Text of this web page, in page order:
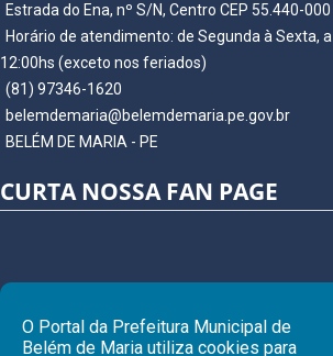
Estrada do Ena, nº S/N, Centro CEP 55.440-000
Horário de atendimento: de Segunda à Sexta,
12:00hs (exceto nos feriados)
(81) 97346-1620
belemdemaria@belemdemaria.pe.gov.br
BELÉM DE MARIA - PE
CURTA NOSSA FAN PAGE
O Portal da Prefeitura Municipal de
Belém de Maria utiliza cookies para